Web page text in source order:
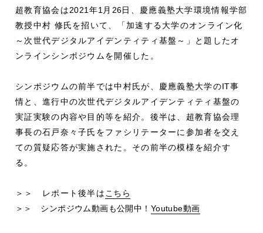
超教育協会は2021 年1 月 26日、慶應義塾大学環境情報学部
教授中村 修氏を招いて、「加速する大学のオンライン化
～次世代デジタルアイデンティティ基盤～」と題したオ
ンラインシンポジウムを開催した。
シンポジウムの前半では中村氏が、慶應義塾大学のIT事
情と、進行中の次世代デジタルアイデンティティ基盤の
実証実験の内容や目的等を紹介。後半は、超教育協会理
事長の石戸奈々子氏をファシリテーターに参加者を交え
ての質疑応答が実施された。その前半の模様を紹介す
る。
＞＞ レポート後半は こちら
＞＞ シンポジウム動画も公開中！ Youtube動画